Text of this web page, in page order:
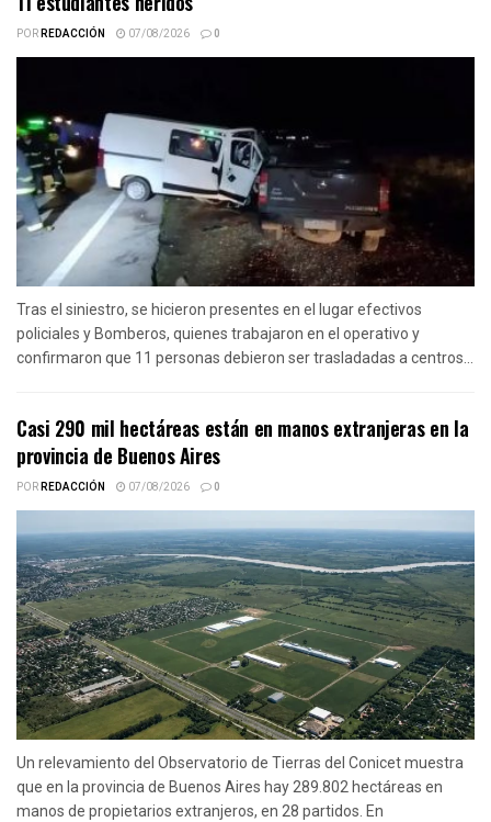
PORREDACCIÓN 07/08/2026 0
Tras el siniestro, se hicieron presentes en el lugar efectivos
policiales y Bomberos, quienes trabajaron en el operativo y
confirmaron que 11 personas debieron ser trasladadas a centros...
Casi 290 mil hectáreas están en manos extranjeras en la
provincia de Buenos Aires
PORREDACCIÓN 07/08/2026 0
Un relevamiento del Observatorio de Tierras del Conicet muestra
que en la provincia de Buenos Aires hay 289.802 hectáreas en
manos de propietarios extranjeros, en 28 partidos. En